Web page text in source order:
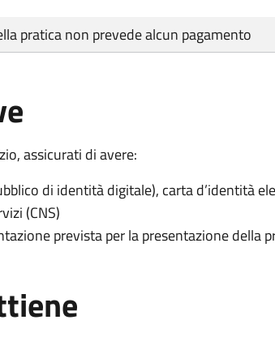
pratica non prevede alcun pagamento
assicurati di avere:
di identità digitale), carta d’identità
(CNS)
prevista per la presentazione della